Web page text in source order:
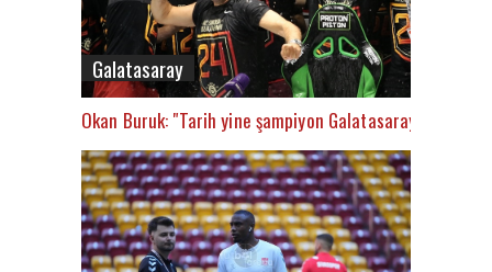
Galatasaray
Okan Buruk: "Tarih yine şampiyon Galatasaray’ı